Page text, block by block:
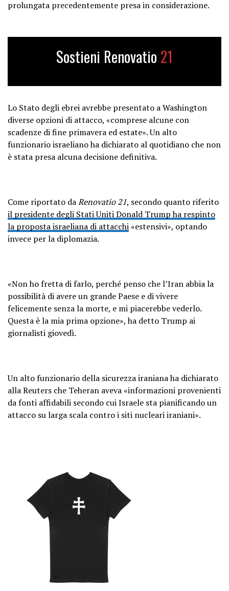
prolungata precedentemente presa in considerazione.
Sostieni Renovatio 21
Lo Stato degli ebrei avrebbe presentato a Washington
diverse opzioni di attacco, «comprese alcune con
scadenze di fine primavera ed estate». Un alto
funzionario israeliano ha dichiarato al quotidiano che non
è stata presa alcuna decisione definitiva.
Come riportato daRenovatio 21, secondo quanto riferito
il presidente degli Stati Uniti Donald Trump ha respinto
la proposta israeliana di attacchi«estensivi», optando
invece per la diplomazia.
«Non ho fretta di farlo, perché penso che l’Iran abbia la
possibilità di avere un grande Paese e di vivere
felicemente senza la morte, e mi piacerebbe vederlo.
Questa è la mia prima opzione», ha detto Trump ai
giornalisti giovedì.
Un alto funzionario della sicurezza iraniana ha dichiarato
alla Reuters che Teheran aveva «informazioni provenienti
da fonti affidabili secondo cui Israele sta pianificando un
attacco su larga scala contro i siti nucleari iraniani».